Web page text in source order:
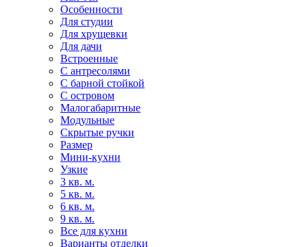
Особенности
Для студии
Для хрущевки
Для дачи
Встроенные
С антресолями
С барной стойкой
С островом
Малогабаритные
Модульные
Скрытые ручки
Размер
Мини-кухни
Узкие
3 кв. м.
5 кв. м.
6 кв. м.
9 кв. м.
Все для кухни
Варианты отделки